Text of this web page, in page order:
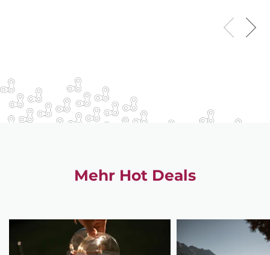
Mehr Hot Deals